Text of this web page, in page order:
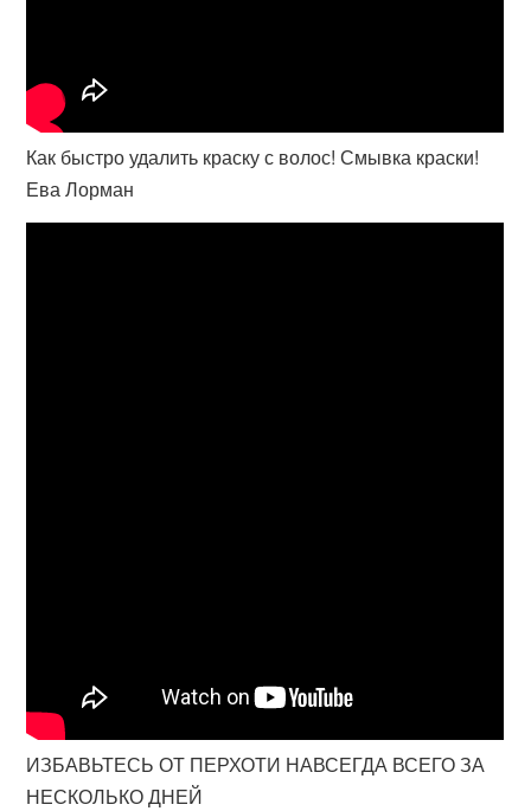
Как быстро удалить краску с волос! Смывка краски!
Ева Лорман
ИЗБАВЬТЕСЬ ОТ ПЕРХОТИ НАВСЕГДА ВСЕГО ЗА
НЕСКОЛЬКО ДНЕЙ